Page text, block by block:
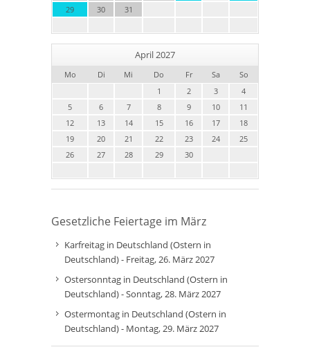
29
30 31
April 2027
Mo Di Mi Do Fr Sa
So
1
2 3
4
5
6 7 8 9 10
11
12
13 14 15 16 17
18
19
20 21 22 23 24
25
26
27 28 29 30
Gesetzliche Feiertage im März
Karfreitag in Deutschland (Ostern in
Deutschland) - Freitag, 26. März 2027
Ostersonntag in Deutschland (Ostern in
Deutschland) - Sonntag, 28. März 2027
Ostermontag in Deutschland (Ostern in
Deutschland) - Montag, 29. März 2027